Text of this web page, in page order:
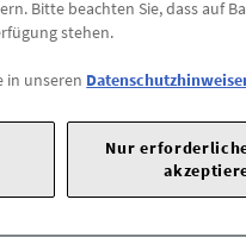
Bitte beachten Sie, dass auf
stehen.
in unseren
Nur